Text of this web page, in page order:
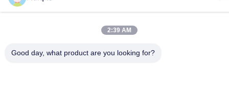
Habitación 703, Edificio A, Plaza Internacional
2:39 AM
Good day, what product are you looking for?